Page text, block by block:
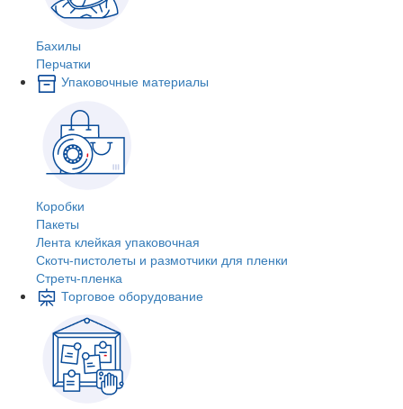
Бахилы
Перчатки
Упаковочные материалы
Коробки
Пакеты
Лента клейкая упаковочная
Скотч-пистолеты и размотчики для пленки
Стретч-пленка
Торговое оборудование